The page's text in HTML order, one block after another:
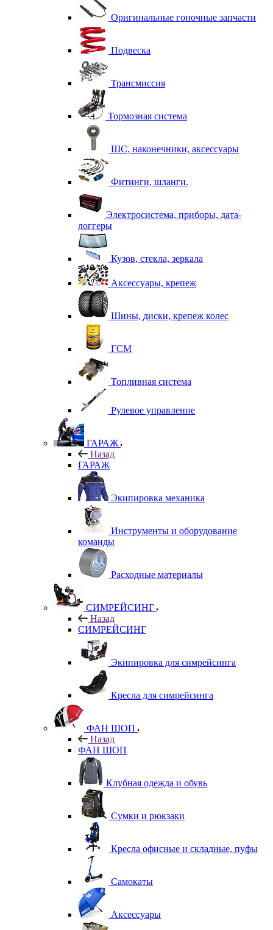
Оригинальные гоночные запчасти
Подвеска
Трансмиссия
Тормозная система
ШС, наконечники, аксессуары
Фитинги, шланги.
Электросистема, приборы, дата-
логгеры
Кузов, стекла, зеркала
Аксессуары, крепеж
Шины, диски, крепеж колес
ГСМ
Топливная система
Рулевое управление
ГАРАЖ
Назад
ГАРАЖ
Экипировка механика
Инструменты и оборудование
команды
Расходные материалы
СИМРЕЙСИНГ
Назад
СИМРЕЙСИНГ
Экипировка для симрейсинга
Кресла для симрейсинга
ФАН ШОП
Назад
ФАН ШОП
Клубная одежда и обувь
Сумки и рюкзаки
Кресла офисные и складные, пуфы
Самокаты
Аксессуары